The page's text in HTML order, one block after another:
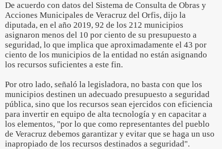
De acuerdo con datos del Sistema de Consulta de Obras y
Acciones Municipales de Veracruz del Orfis, dijo la
diputada, en el año 2019, 92 de los 212 municipios
asignaron menos del 10 por ciento de su presupuesto a
seguridad, lo que implica que aproximadamente el 43 por
ciento de los municipios de la entidad no están asignando
los recursos suficientes a este fin.
Por otro lado, señaló la legisladora, no basta con que los
municipios destinen un adecuado presupuesto a seguridad
pública, sino que los recursos sean ejercidos con eficiencia
para invertir en equipo de alta tecnología y en capacitar a
los elementos, "por lo que como representantes del pueblo
de Veracruz debemos garantizar y evitar que se haga un uso
inapropiado de los recursos destinados a seguridad".